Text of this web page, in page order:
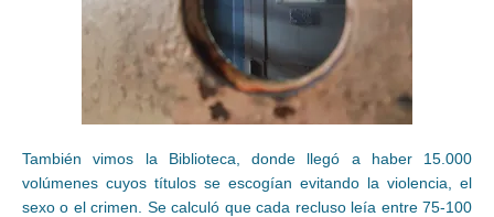
También vimos la Biblioteca, donde llegó a haber 15.000
volúmenes cuyos títulos se escogían evitando la violencia, el
sexo o el crimen. Se calculó que cada recluso leía entre 75-100